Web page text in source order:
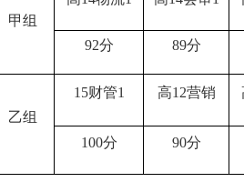
甲组
92分 89分
乙组
15财管1 高12营销
100分 90分